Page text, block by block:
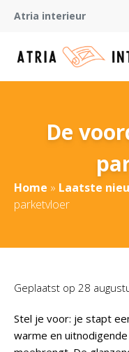
Atria interieur
De
Home » Laatste
parketvloer
Geplaatst op 28
Stel je voor: je stapt
warme en